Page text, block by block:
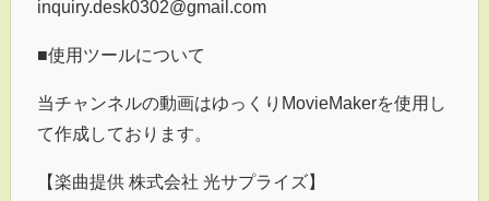
inquiry.desk0302@gmail.com
■使用ツールについて
当チャンネルの動画はゆっくりMovieMakerを使用し
て作成しております。
【楽曲提供 株式会社 光サプライズ】